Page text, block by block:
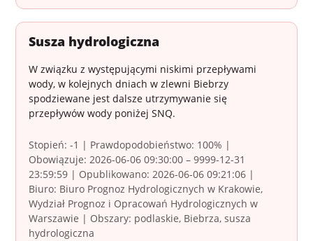
Susza hydrologiczna
W związku z występującymi niskimi przepływami
wody, w kolejnych dniach w zlewni Biebrzy
spodziewane jest dalsze utrzymywanie się
przepływów wody poniżej SNQ.
Stopień: -1 | Prawdopodobieństwo: 100% |
Obowiązuje: 2026-06-06 09:30:00 – 9999-12-31
23:59:59 | Opublikowano: 2026-06-06 09:21:06 |
Biuro: Biuro Prognoz Hydrologicznych w Krakowie,
Wydział Prognoz i Opracowań Hydrologicznych w
Warszawie | Obszary: podlaskie, Biebrza, susza
hydrologiczna